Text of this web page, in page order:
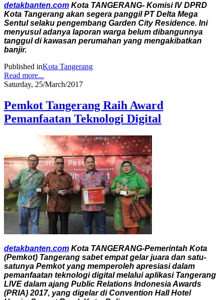
detakbanten.com Kota TANGERANG- Komisi IV DPRD
Kota Tangerang akan segera panggil PT Delta Mega
Sentul selaku pengembang Garden City Residence. Ini
menyusul adanya laporan warga belum dibangunnya
tanggul di kawasan perumahan yang mengakibatkan
banjir.
Published inKota Tangerang
Read more...
Saturday, 25/March/2017
Pemkot Tangerang Raih Award
Pemanfaatan Teknologi Digital
detakbanten.com Kota TANGERANG-Pemerintah Kota
(Pemkot) Tangerang sabet empat gelar juara dan satu-
satunya Pemkot yang memperoleh apresiasi dalam
pemanfaatan teknologi digital melalui aplikasi Tangerang
LIVE dalam ajang Public Relations Indonesia Awards
(PRIA) 2017, yang digelar di Convention Hall Hotel